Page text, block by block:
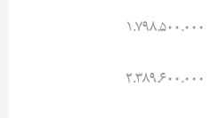
۱.۷۹۸.۵۰۰.۰۰۰
۲.۳۸۹.۶۰۰.۰۰۰